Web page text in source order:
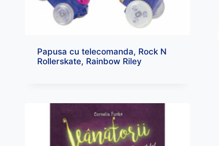
Papusa cu telecomanda, Rock N
Rollerskate, Rainbow Riley